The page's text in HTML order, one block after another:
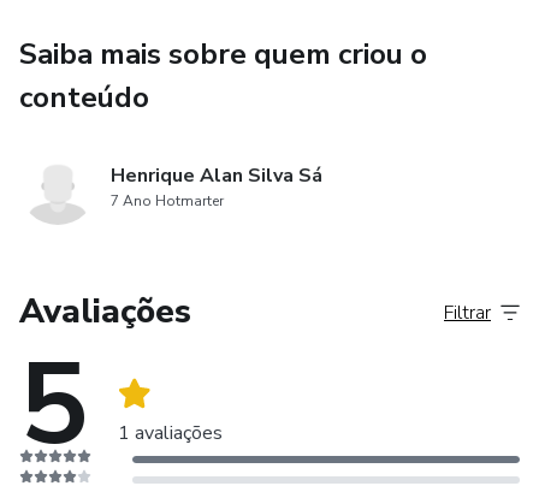
Saiba mais sobre quem criou o
conteúdo
Henrique Alan Silva Sá
7 Ano Hotmarter
Avaliações
5 1 avaliações
Filtrar